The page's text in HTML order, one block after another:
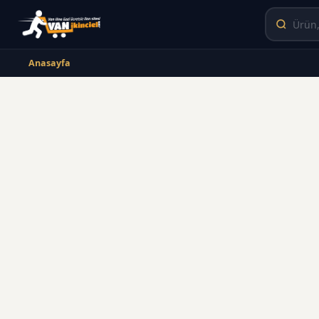
Anasayfa